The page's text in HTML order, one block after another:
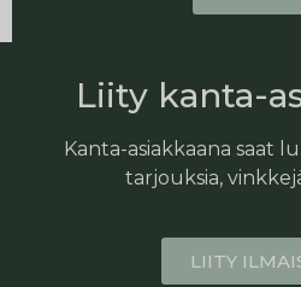
Liity kanta-
Kanta-asiakkaana saat
tarjouksia,
LIITY